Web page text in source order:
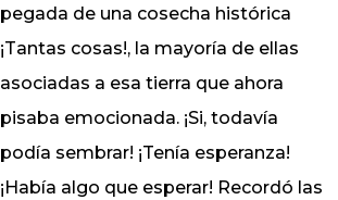
pegada de una cosecha histórica
¡Tantas cosas!, la mayoría de ellas
asociadas a esa tierra que ahora
pisaba emocionada. ¡Si, todavía
podía sembrar! ¡Tenía esperanza!
¡Había algo que esperar! Recordó las